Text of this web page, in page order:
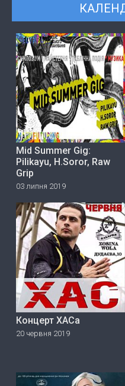
Mid Summer Gig:
Pilikayu, H.Soror, Raw
Grip
03 липня 2019
Концерт ХАСа
20 червня 2019